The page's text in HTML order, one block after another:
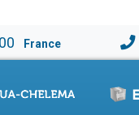
France